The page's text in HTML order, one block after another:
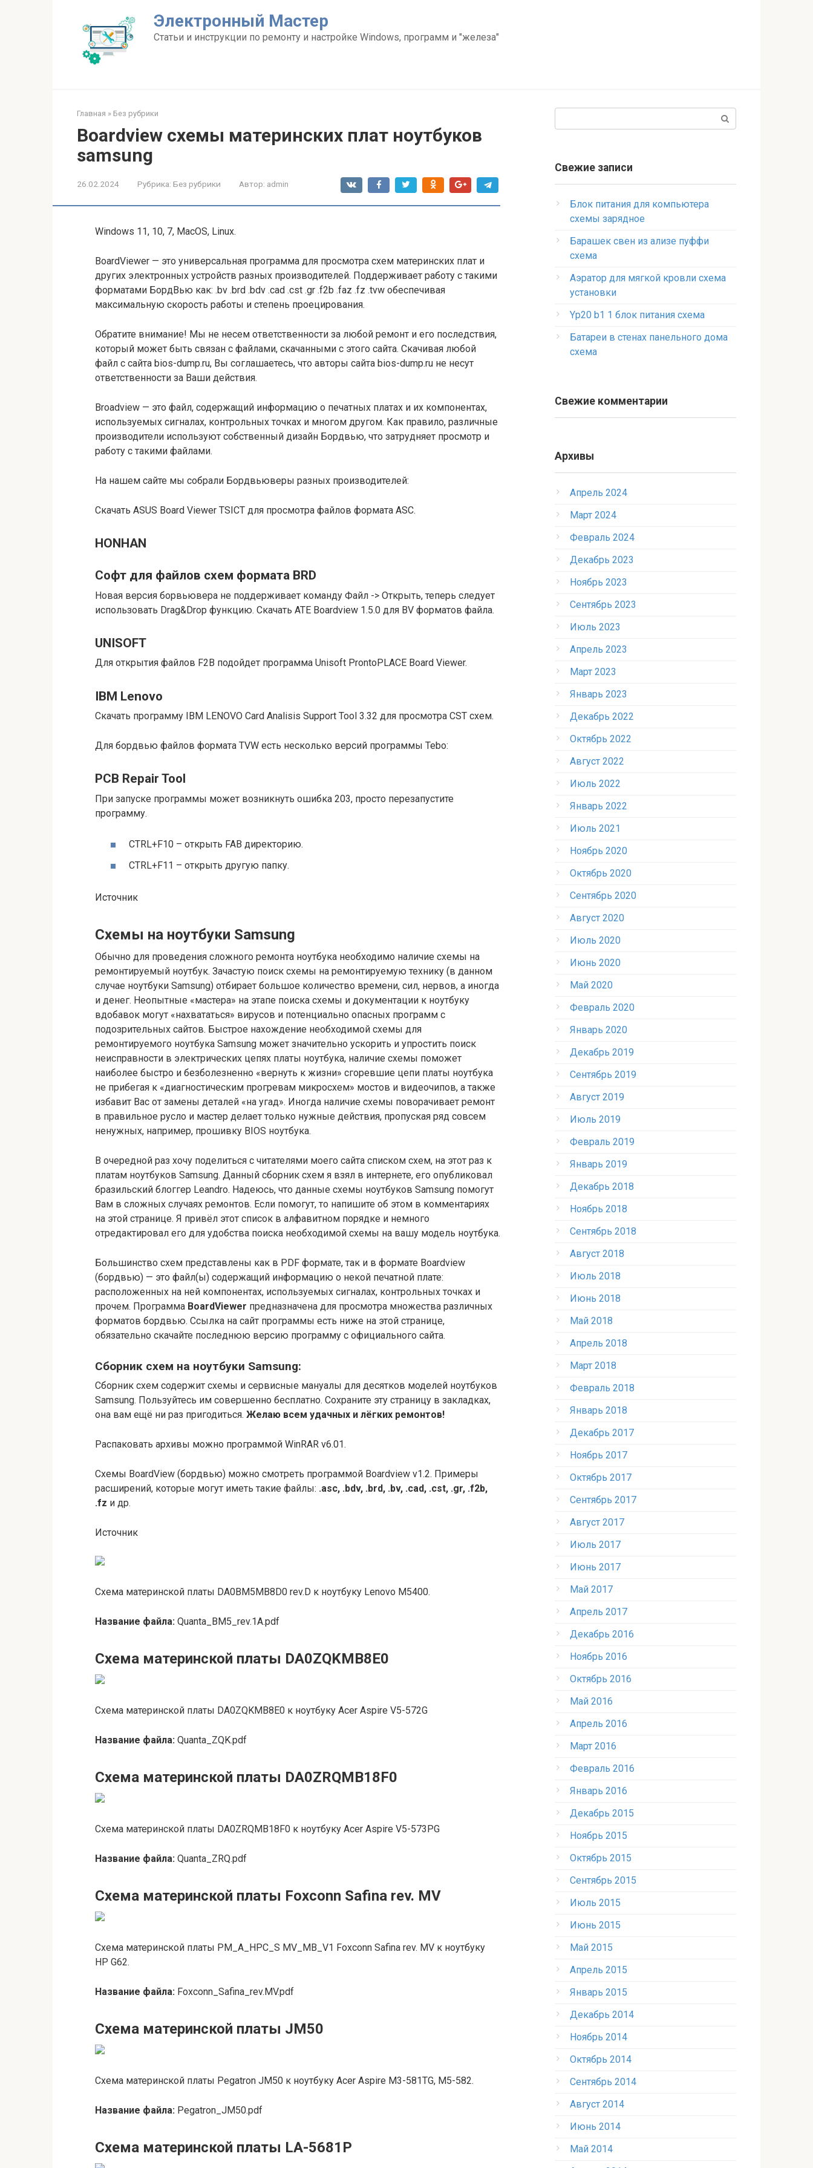
Электронный Мастер
Статьи и инструкции по ремонту и настройке Windows, программ и "железа"
Главная » Без рубрики
Boardview схемы материнских плат ноутбуков
samsung
26.02.2024 Рубрика: Без рубрики Автор: admin
Windows 11, 10, 7, MacOS, Linux.
BoardViewer — это универсальная программа для просмотра схем материнских плат и
других электронных устройств разных производителей. Поддерживает работу с такими
форматами БордВью как: .bv .brd .bdv .cad .cst .gr .f2b .faz .fz .tvw обеспечивая
максимальную скорость работы и степень проецирования.
Обратите внимание! Мы не несем ответственности за любой ремонт и его последствия,
который может быть связан с файлами, скачанными с этого сайта. Скачивая любой
файл с сайта bios-dump.ru, Вы соглашаетесь, что авторы сайта bios-dump.ru не несут
ответственности за Ваши действия.
Broadview — это файл, содержащий информацию о печатных платах и их компонентах,
используемых сигналах, контрольных точках и многом другом. Как правило, различные
производители используют собственный дизайн Бордвью, что затрудняет просмотр и
работу с такими файлами.
На нашем сайте мы собрали Бордвьюверы разных производителей:
Скачать ASUS Board Viewer TSICT для просмотра файлов формата ASC.
HONHAN
Софт для файлов схем формата BRD
Новая версия борвьювера не поддерживает команду Файл -> Открыть, теперь следует
использовать Drag&Drop функцию. Скачать ATE Boardview 1.5.0 для BV форматов файла.
UNISOFT
Для открытия файлов F2B подойдет программа Unisoft ProntoPLACE Board Viewer.
IBM Lenovo
Скачать программу IBM LENOVO Card Analisis Support Tool 3.32 для просмотра CST схем.
Для бордвью файлов формата TVW есть несколько версий программы Tebo:
PCB Repair Tool
При запуске программы может возникнуть ошибка 203, просто перезапустите
программу.
CTRL+F10 – открыть FAB директорию.
CTRL+F11 – открыть другую папку.
Источник
Схемы на ноутбуки Samsung
Обычно для проведения сложного ремонта ноутбука необходимо наличие схемы на
ремонтируемый ноутбук. Зачастую поиск схемы на ремонтируемую технику (в данном
случае ноутбуки Samsung) отбирает большое количество времени, сил, нервов, а иногда
и денег. Неопытные «мастера» на этапе поиска схемы и документации к ноутбуку
вдобавок могут «нахвататься» вирусов и потенциально опасных программ с
подозрительных сайтов. Быстрое нахождение необходимой схемы для
ремонтируемого ноутбука Samsung может значительно ускорить и упростить поиск
неисправности в электрических цепях платы ноутбука, наличие схемы поможет
наиболее быстро и безболезненно «вернуть к жизни» сгоревшие цепи платы ноутбука
не прибегая к «диагностическим прогревам микросхем» мостов и видеочипов, а также
избавит Вас от замены деталей «на угад». Иногда наличие схемы поворачивает ремонт
в правильное русло и мастер делает только нужные действия, пропуская ряд совсем
ненужных, например, прошивку BIOS ноутбука.
В очередной раз хочу поделиться с читателями моего сайта списком схем, на этот раз к
платам ноутбуков Samsung. Данный сборник схем я взял в интернете, его опубликовал
бразильский блоггер Leandro. Надеюсь, что данные схемы ноутбуков Samsung помогут
Вам в сложных случаях ремонтов. Если помогут, то напишите об этом в комментариях
на этой странице. Я привёл этот список в алфавитном порядке и немного
отредактировал его для удобства поиска необходимой схемы на вашу модель ноутбука.
Большинство схем представлены как в PDF формате, так и в формате Boardview
(бордвью) — это файл(ы) содержащий информацию о некой печатной плате:
расположенных на ней компонентах, используемых сигналах, контрольных точках и
прочем. Программа BoardViewer предназначена для просмотра множества различных
форматов бордвью. Ссылка на сайт программы есть ниже на этой странице,
обязательно скачайте последнюю версию программу с официального сайта.
Сборник схем на ноутбуки Samsung:
Сборник схем содержит схемы и сервисные мануалы для десятков моделей ноутбуков
Samsung. Пользуйтесь им совершенно бесплатно. Сохраните эту страницу в закладках,
она вам ещё ни раз пригодиться. Желаю всем удачных и лёгких ремонтов!
Распаковать архивы можно программой WinRAR v6.01.
Схемы BoardView (бордвью) можно смотреть программой Boardview v1.2. Примеры
расширений, которые могут иметь такие файлы: .asc, .bdv, .brd, .bv, .cad, .cst, .gr, .f2b,
.fz и др.
Источник
Схема материнской платы DA0BM5MB8D0 rev.D к ноутбуку Lenovo M5400.
Название файла: Quanta_BM5_rev.1A.pdf
Схема материнской платы DA0ZQKMB8E0
Схема материнской платы DA0ZQKMB8E0 к ноутбуку Acer Aspire V5-572G
Название файла: Quanta_ZQK.pdf
Схема материнской платы DA0ZRQMB18F0
Схема материнской платы DA0ZRQMB18F0 к ноутбуку Acer Aspire V5-573PG
Название файла: Quanta_ZRQ.pdf
Схема материнской платы Foxconn Safina rev. MV
Схема материнской платы PM_A_HPC_S MV_MB_V1 Foxconn Safina rev. MV к ноутбуку
HP G62.
Название файла: Foxconn_Safina_rev.MV.pdf
Схема материнской платы JM50
Схема материнской платы Pegatron JM50 к ноутбуку Acer Aspire M3-581TG, M5-582.
Название файла: Pegatron_JM50.pdf
Схема материнской платы LA-5681P
Свежие записи
Блок питания для компьютера
схемы зарядное
Барашек свен из ализе пуффи
схема
Аэратор для мягкой кровли схема
установки
Yp20 b1 1 блок питания схема
Батареи в стенах панельного дома
схема
Свежие комментарии
Архивы
Апрель 2024
Март 2024
Февраль 2024
Декабрь 2023
Ноябрь 2023
Сентябрь 2023
Июль 2023
Апрель 2023
Март 2023
Январь 2023
Декабрь 2022
Октябрь 2022
Август 2022
Июль 2022
Январь 2022
Июль 2021
Ноябрь 2020
Октябрь 2020
Сентябрь 2020
Август 2020
Июль 2020
Июнь 2020
Май 2020
Февраль 2020
Январь 2020
Декабрь 2019
Сентябрь 2019
Август 2019
Июль 2019
Февраль 2019
Январь 2019
Декабрь 2018
Ноябрь 2018
Сентябрь 2018
Август 2018
Июль 2018
Июнь 2018
Май 2018
Апрель 2018
Март 2018
Февраль 2018
Январь 2018
Декабрь 2017
Ноябрь 2017
Октябрь 2017
Сентябрь 2017
Август 2017
Июль 2017
Июнь 2017
Май 2017
Апрель 2017
Декабрь 2016
Ноябрь 2016
Октябрь 2016
Май 2016
Апрель 2016
Март 2016
Февраль 2016
Январь 2016
Декабрь 2015
Ноябрь 2015
Октябрь 2015
Сентябрь 2015
Июль 2015
Июнь 2015
Май 2015
Апрель 2015
Январь 2015
Декабрь 2014
Ноябрь 2014
Октябрь 2014
Сентябрь 2014
Август 2014
Июнь 2014
Май 2014